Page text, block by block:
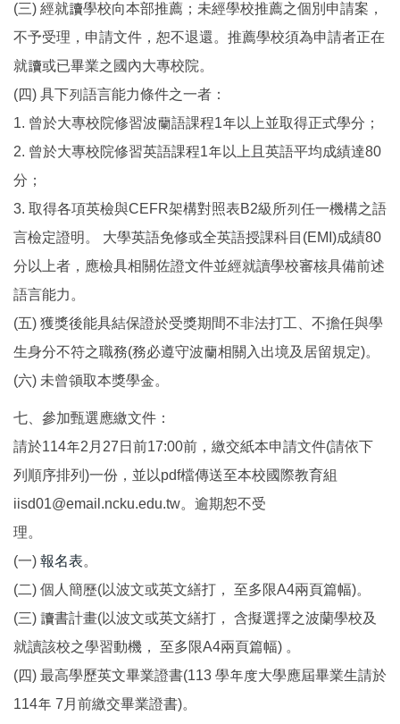
(三) 經就讀學校向本部推薦；未經學校推薦之個別申請案，
不予受理，申請文件，恕不退還。推薦學校須為申請者正在
就讀或已畢業之國內大專校院。
(四) 具下列語言能力條件之一者：
1. 曾於大專校院修習波蘭語課程1年以上並取得正式學分；
2. 曾於大專校院修習英語課程1年以上且英語平均成績達80
分；
3. 取得各項英檢與CEFR架構對照表B2級所列任一機構之語
言檢定證明。 大學英語免修或全英語授課科目(EMI)成績80
分以上者，應檢具相關佐證文件並經就讀學校審核具備前述
語言能力。
(五) 獲獎後能具結保證於受獎期間不非法打工、不擔任與學
生身分不符之職務(務必遵守波蘭相關入出境及居留規定)。
(六) 未曾領取本獎學金。
七、參加甄選應繳文件：
請於114年2月27日前17:00前，繳交紙本申請文件(請依下
列順序排列)一份，並以pdf檔傳送至本校國際教育組
iisd01@email.ncku.edu.tw。逾期恕不受
理。
(一) 報名表。
(二) 個人簡歷(以波文或英文繕打， 至多限A4兩頁篇幅)。
(三) 讀書計畫(以波文或英文繕打， 含擬選擇之波蘭學校及
就讀該校之學習動機， 至多限A4兩頁篇幅) 。
(四) 最高學歷英文畢業證書(113 學年度大學應屆畢業生請於
114年 7月前繳交畢業證書)。